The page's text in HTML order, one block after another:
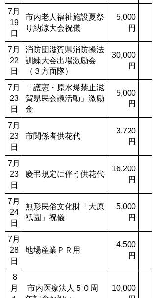
7月
19
日
市内老人福祉施設夏祭
り納涼大会祝儀
5,000
円
7月
22
日
消防団滋賀県消防操法
訓練大会出場激励会
（３方面隊）
30,000
円
7月
23
日
「護憲・原水爆禁止滋
賀県民会議活動」激励
金
5,000
円
7月
23
日
市関係者供花代
3,720
円
7月
23
日
慶弔規定に伴う供花代
16,200
円
7月
24
日
無形民俗文化財「大原
祇園」祝儀
5,000
円
7月
28
日
地場産業ＰＲ用
4,500
円
8
月
市内医療法人５０周
10,000